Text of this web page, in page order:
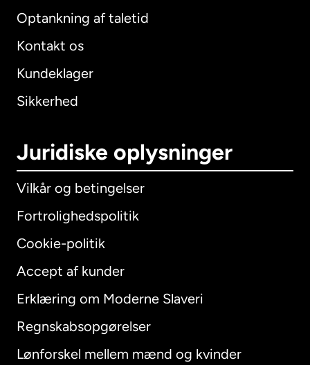
Optankning af taletid
Kontakt os
Kundeklager
Sikkerhed
Juridiske oplysninger
Vilkår og betingelser
Fortrolighedspolitik
Cookie-politik
Accept af kunder
Erklæring om Moderne Slaveri
Regnskabsopgørelser
Lønforskel mellem mænd og kvinder
International English